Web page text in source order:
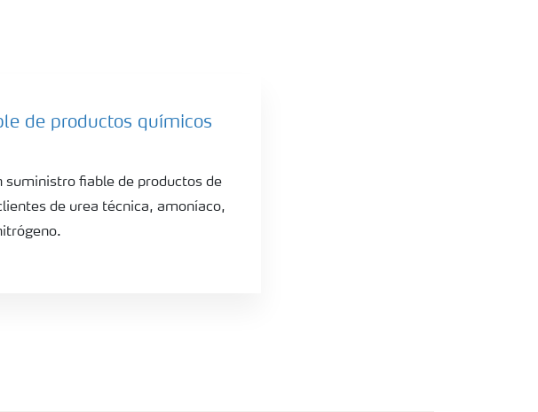
de productos químicos
suministro fiable de productos de
de urea técnica, amoníaco,